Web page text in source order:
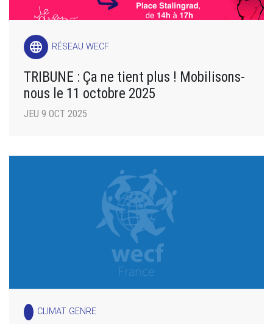
language RÉSEAU WECF
TRIBUNE : Ça ne tient plus ! Mobilisons-
nous le 11 octobre 2025
JEU 9 OCT 2025
CLIMAT GENRE